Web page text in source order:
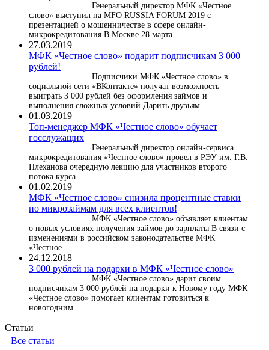
Генеральный директор МФК «Честное
слово» выступил на MFO RUSSIA FORUM 2019 с
презентацией о мошенничестве в сфере онлайн-
микрокредитования В Москве 28 марта...
27.03.2019
МФК «Честное слово» подарит подписчикам 3 000
рублей!
Подписчики МФК «Честное слово» в
социальной сети «ВКонтакте» получат возможность
выиграть 3 000 рублей без оформления займов и
выполнения сложных условий Дарить друзьям...
01.03.2019
Топ-менеджер МФК «Честное слово» обучает
госслужащих
Генеральный директор онлайн-сервиса
микрокредитования «Честное слово» провел в РЭУ им. Г.В.
Плеханова очередную лекцию для участников второго
потока курса...
01.02.2019
МФК «Честное слово» снизила процентные ставки
по микрозаймам для всех клиентов!
МФК «Честное слово» объявляет клиентам
о новых условиях получения займов до зарплаты В связи с
изменениями в российском законодательстве МФК
«Честное...
24.12.2018
3 000 рублей на подарки в МФК «Честное слово»
МФК «Честное слово» дарит своим
подписчикам 3 000 рублей на подарки к Новому году МФК
«Честное слово» помогает клиентам готовиться к
новогодним...
Статьи
Все статьи